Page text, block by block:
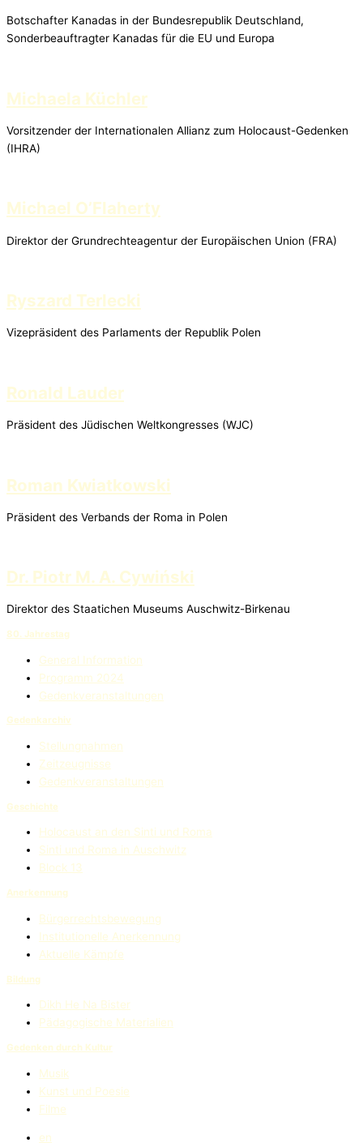
Botschafter Kanadas in der Bundesrepublik Deutschland,
Sonderbeauftragter Kanadas für die EU und Europa
Michaela Küchler
Vorsitzender der Internationalen Allianz zum Holocaust-Gedenken
(IHRA)
Michael O’Flaherty
Direktor der Grundrechteagentur der Europäischen Union (FRA)
Ryszard Terlecki
Vizepräsident des Parlaments der Republik Polen
Ronald Lauder
Präsident des Jüdischen Weltkongresses (WJC)
Roman Kwiatkowski
Präsident des Verbands der Roma in Polen
Dr. Piotr M. A. Cywiński
Direktor des Staatichen Museums Auschwitz-Birkenau
80. Jahrestag
General Information
Programm 2024
Gedenkveranstaltungen
Gedenkarchiv
Stellungnahmen
Zeitzeugnisse
Gedenkveranstaltungen
Geschichte
Holocaust an den Sinti und Roma
Sinti und Roma in Auschwitz
Block 13
Anerkennung
Bürgerrechtsbewegung
Institutionelle Anerkennung
Aktuelle Kämpfe
Bildung
Dikh He Na Bister
Pädagogische Materialien
Gedenken durch Kultur
Musik
Kunst und Poesie
Filme
en